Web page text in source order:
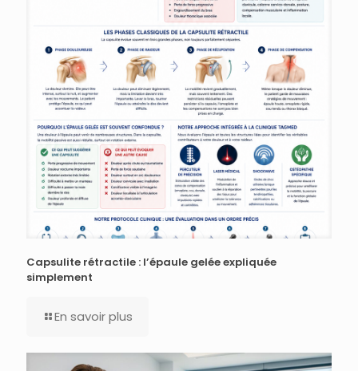
Capsulite rétractile : l’épaule gelée expliquée
simplement
En savoir plus